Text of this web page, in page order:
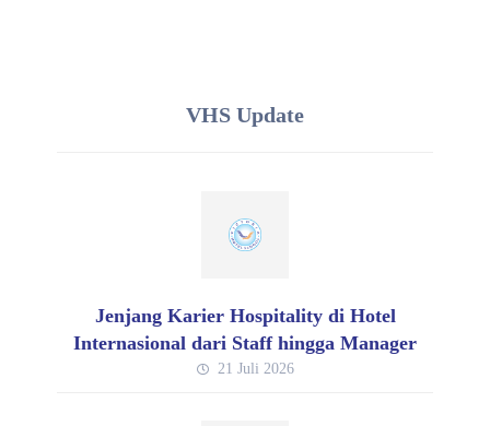
VHS Update
Jenjang Karier Hospitality di Hotel
Internasional dari Staff hingga Manager
21 Juli 2026